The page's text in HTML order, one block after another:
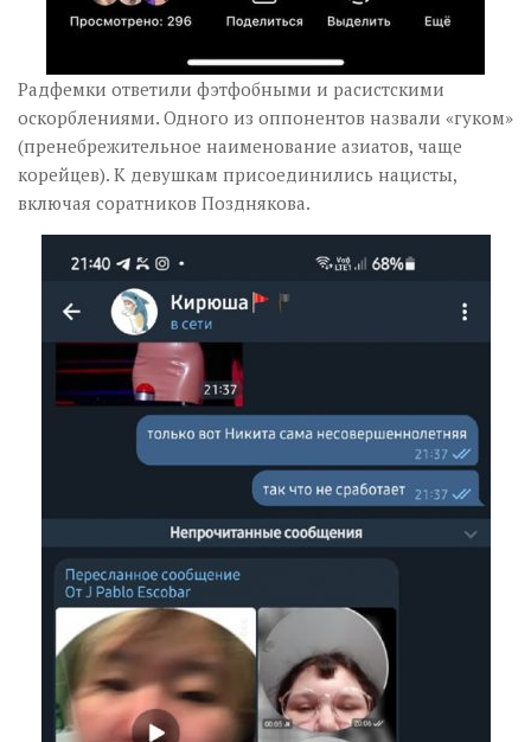
Радфемки ответили фэтфобными и расистскими
оскорблениями. Одного из оппонентов назвали «гуком»
(пренебрежительное наименование азиатов, чаще
корейцев). К девушкам присоединились нацисты,
включая соратников Позднякова.